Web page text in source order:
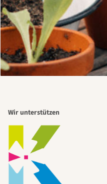
Wir unterstützen